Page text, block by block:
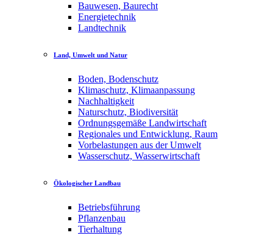
Bauwesen, Baurecht
Energietechnik
Landtechnik
Land, Umwelt und Natur
Boden, Bodenschutz
Klimaschutz, Klimaanpassung
Nachhaltigkeit
Naturschutz, Biodiversität
Ordnungsgemäße Landwirtschaft
Regionales und Entwicklung, Raum
Vorbelastungen aus der Umwelt
Wasserschutz, Wasserwirtschaft
Ökologischer Landbau
Betriebsführung
Pflanzenbau
Tierhaltung